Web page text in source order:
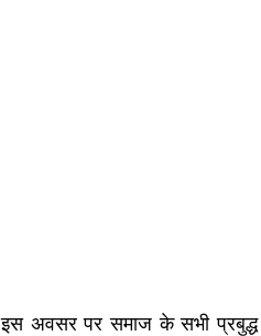
इस अवसर पर समाज के सभी प्रबुद्ध